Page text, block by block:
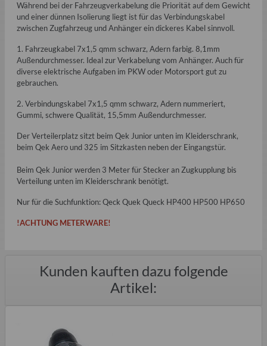
Während bei der Fahrzeugverkabelung die Priorität auf dem Gewicht
und einer dünnen Isolierung liegt ist für das Verbindungskabel
zwischen Zugfahrzeug und Anhänger ein dickeres Kabel sinnvoll.
1. Fahrzeugkabel 7x1,5 qmm schwarz, Adern farbig. 8,1mm
Außendurchmesser. Ideal zur Verkabelung vom Anhänger. Auch für
diverse elektrische Aufgaben im PKW oder Motorsport gut zu
gebrauchen.
2. Verbindungskabel 7x1,5 qmm schwarz, Adern nummeriert,
Gummi, schwere Qualität, 15,5mm Außendurchmesser.
Der Verteilerplatz sitzt beim Qek Junior unten im Kleiderschrank,
beim Qek Aero und 325 im Sitzkasten neben der Eingangstür.
Beim Qek Junior werden 3 Meter für Stecker an Zugkupplung bis
Verteilung unten im Kleiderschrank benötigt.
Nur für die Suchfunktion: Qeck Quek Queck HP400 HP500 HP650
!ACHTUNG METERWARE!
Kunden kauften dazu folgende
Artikel: